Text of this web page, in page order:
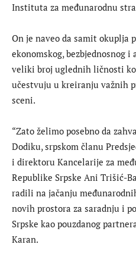
Instituta za međunarodnu
On je naveo da samit okuplja
ekonomskog, bezbjednosnog
veliki broj uglednih ličnosti
učestvuju u kreiranju važnih
sceni.
“Zato želimo posebno da
Dodiku, srpskom članu
i direktoru Kancelarije za
Republike Srpske Ani Trišić-
radili na jačanju
novih prostora za saradnju i
Srpske kao pouzdanog
Karan.